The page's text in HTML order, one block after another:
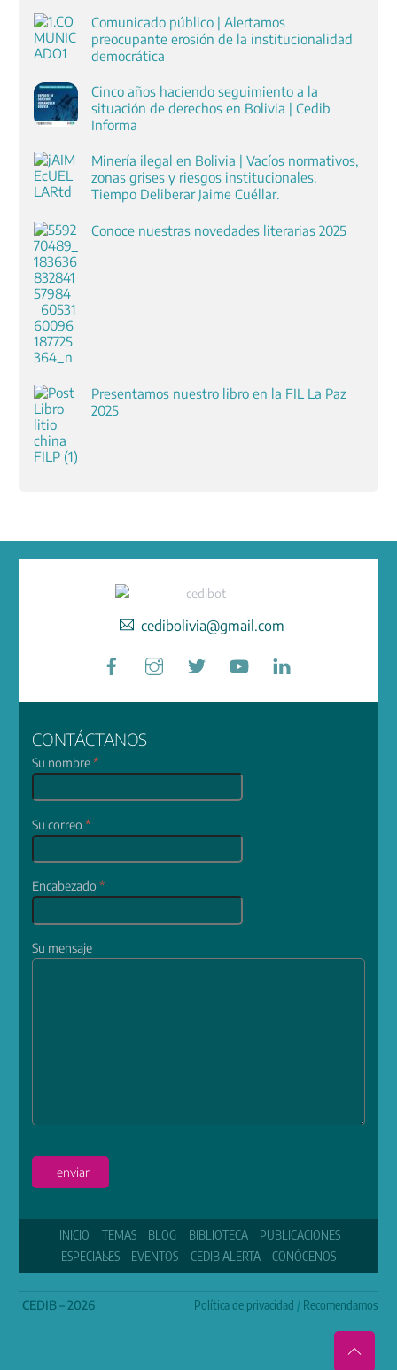
Comunicado público | Alertamos
preocupante erosión de la institucionalidad
democrática
Cinco años haciendo seguimiento a la
situación de derechos en Bolivia | Cedib
Informa
Minería ilegal en Bolivia | Vacíos normativos,
zonas grises y riesgos institucionales.
Tiempo Deliberar Jaime Cuéllar.
Conoce nuestras novedades literarias 2025
Presentamos nuestro libro en la FIL La Paz
2025
cedibolivia@gmail.com
Facebook
CONTÁCTANOS
Su nombre*
Su correo*
Encabezado*
Su mensaje
enviar
INICIO TEMAS BLOG BIBLIOTECA
PUBLICACIONES
ESPECIALES
EVENTOS CEDIB ALERTA CONÓCENOS
CEDIB – 2026 Política de privacidad / Recomendamos